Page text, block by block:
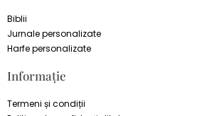
Biblii
Jurnale personalizate
Harfe personalizate
Informație
Termeni și condiții